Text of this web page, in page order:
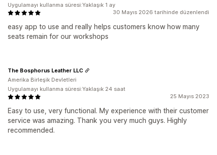
30 Mayıs 2026 tarihinde düzenlendi
easy app to use and really helps customers know how many
seats remain for our workshops
Uygulamayı kullanma süresi:Yaklaşık 1 ay
25 Mayıs 2023
Easy to use, very functional. My experience with their customer
service was amazing. Thank you very much guys. Highly
recommended.
The Bosphorus Leather LLC
Amerika Birleşik Devletleri
Uygulamayı kullanma süresi:Yaklaşık 24 saat